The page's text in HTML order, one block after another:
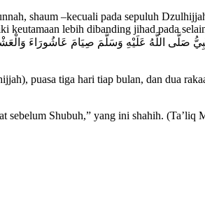
shaum –kecuali pada sepuluh
lebih dibanding jihad pada
puasa tiga hari tiap bulan, dan dua
sebelum Shubuh,” yang ini shahih. (Ta’liq